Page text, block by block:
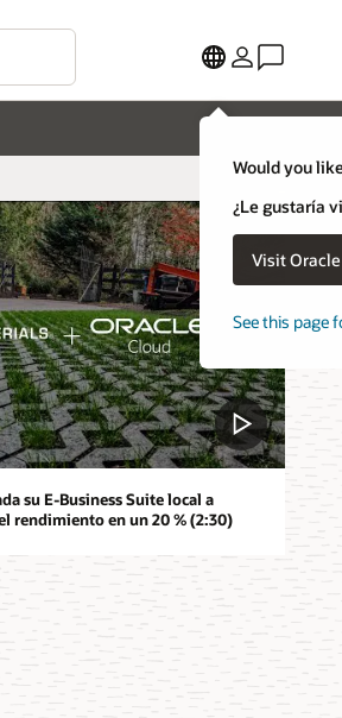
Would you
¿Le gustaría
Visit
See this page
su E-Business Suite local a
rendimiento en un 20 % (2:30)